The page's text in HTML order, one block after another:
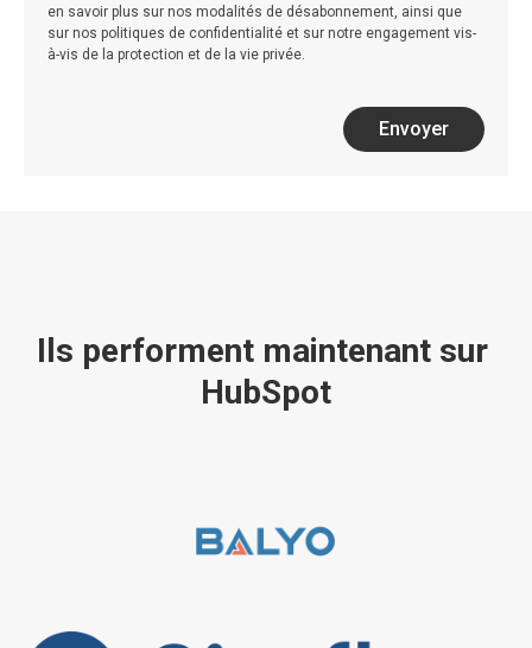
en savoir plus sur nos modalités de désabonnement, ainsi que
sur nos politiques de confidentialité et sur notre engagement vis-
à-vis de la protection et de la vie privée.
Ils performent maintenant sur
HubSpot